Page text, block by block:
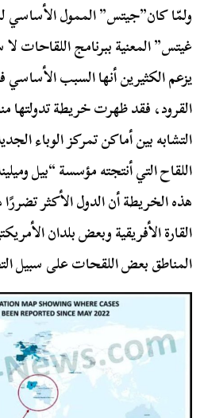
ولمّا كان”جيتس” الممول الأساسي
غيتس” المعنية ببرنامج اللقاحات
يزعم الكثيرين أنها السبب
القرود، فقد ظهرت خريطة تدولتها
التشابه بين أماكن تمركز الوباء
اللقاح التي أنتجته مؤسسة “بيل
هذه الخريطة أن الدول الأكثر
القارة الأفريقية وبعض بلدان
المناطق بعض اللقحات على سبيل